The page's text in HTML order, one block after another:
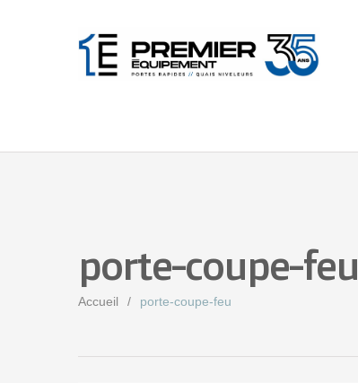
porte-coupe-feu
Accueil porte-coupe-feu